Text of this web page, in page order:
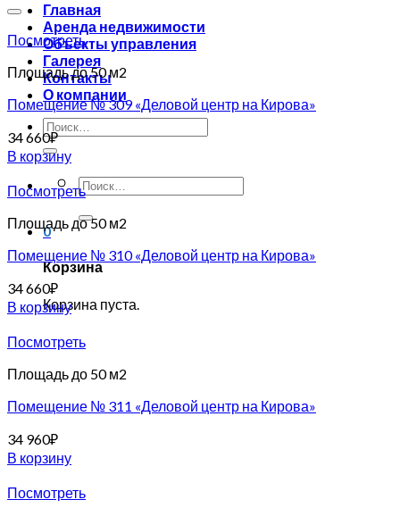
Главная
Аренда недвижимости
Объекты управления
Галерея
Контакты
О компании
0
Корзина
Корзина пуста.
Посмотреть
Площадь до 50 м2
Помещение № 309 «Деловой центр на Кирова»
34 660₽
В корзину
Посмотреть
Площадь до 50 м2
Помещение № 310 «Деловой центр на Кирова»
34 660₽
В корзину
Посмотреть
Площадь до 50 м2
Помещение № 311 «Деловой центр на Кирова»
34 960₽
В корзину
Посмотреть